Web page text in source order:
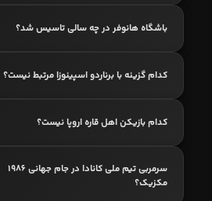
باشگاه هانوفر در چه سالی تاسیس شد؟
کدام گزینه با برناردو اسپینوزا مرتبط نیست؟
کدام بازیکن اهل قاره اروپا نیست؟
سرمربی تیم ملی کانادا در جام جهانی 1986
مکزیک؟